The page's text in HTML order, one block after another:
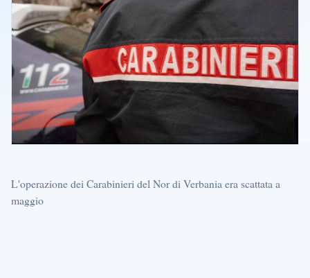
L'operazione dei Carabinieri del Nor di Verbania era scattata a
maggio